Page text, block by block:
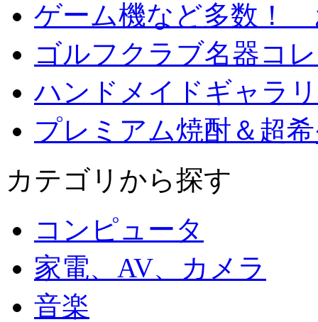
ゲーム機など多数！
ゴルフクラブ名器コ
ハンドメイドギャラ
プレミアム焼酎＆超
カテゴリから探す
コンピュータ
家電、AV、カメラ
音楽